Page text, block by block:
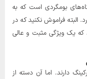
بومگردی است که به
البته فراموش نکنید که در
که یک ویژگی مثبت و عالی
دارند. اما آن دسته از